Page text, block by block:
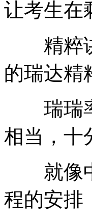
让考生在
精粹讲
的瑞达精
瑞瑞率
相当，十
就像中
程的安排